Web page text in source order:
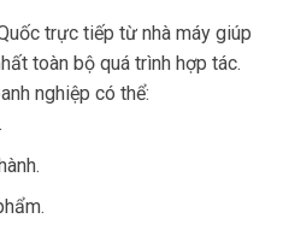
trực tiếp từ nhà máy giúp
toàn bộ quá trình hợp tác.
nghiệp có thể: